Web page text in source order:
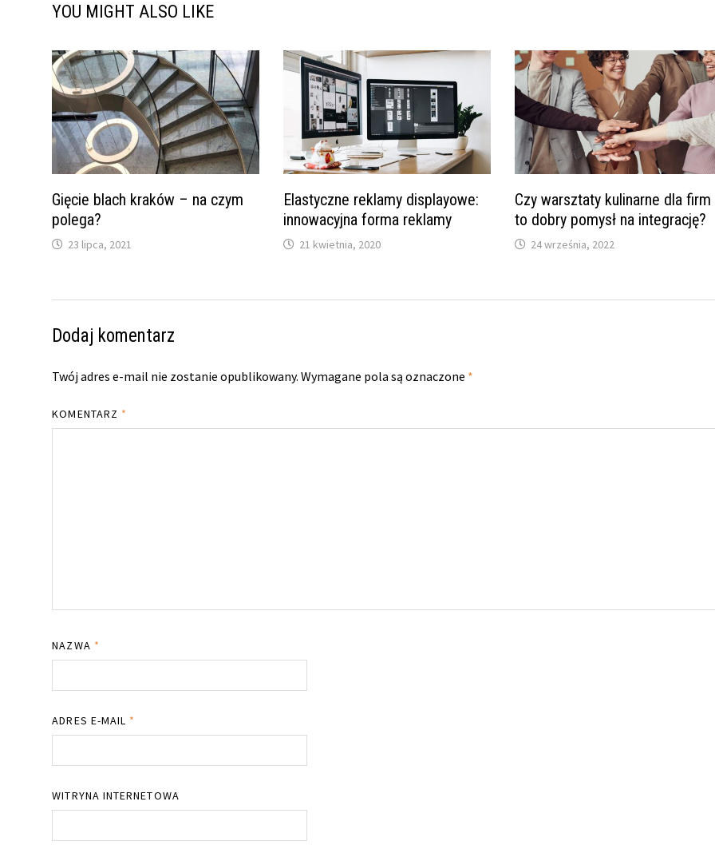
YOU MIGHT ALSO LIKE
Gięcie blach kraków – na czym
polega?
23 lipca, 2021
Elastyczne reklamy displayowe:
innowacyjna forma reklamy
21 kwietnia, 2020
Czy warsztaty kulinarne dla firm
to dobry pomysł na integrację?
24 września, 2022
Dodaj komentarz
Twój adres e-mail nie zostanie opublikowany. Wymagane pola są oznaczone *
KOMENTARZ *
NAZWA *
ADRES E-MAIL *
WITRYNA INTERNETOWA